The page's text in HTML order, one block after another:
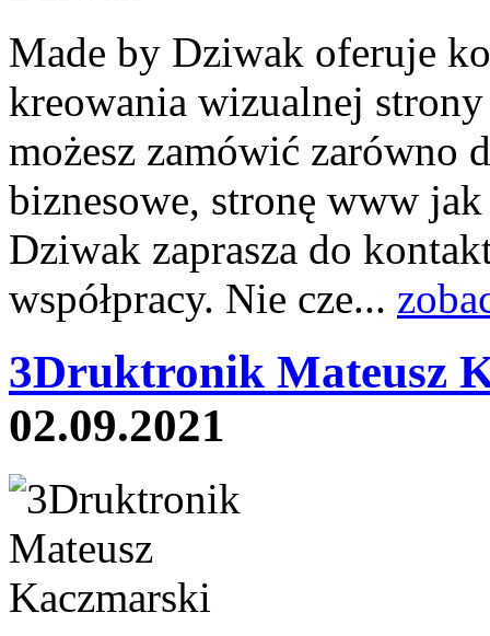
Made by Dziwak oferuje
kreowania wizualnej
możesz zamówić
biznesowe, stronę www
Dziwak zaprasza do
współpracy. Nie cze...
3Druktronik Mateusz
02.09.2021